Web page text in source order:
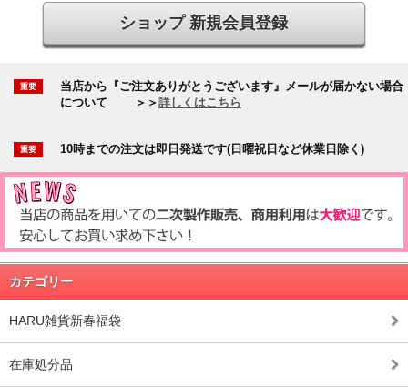
ショップ 新規会員登録
当店から『ご注文ありがとうございます』メールが届かない場合
について
＞＞ 詳しくはこちら
10時までの注文は即日発送です(日曜祝日など休業日除く)
カテゴリー
HARU雑貨新春福袋
在庫処分品